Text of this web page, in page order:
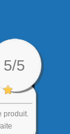
5/5
produit.